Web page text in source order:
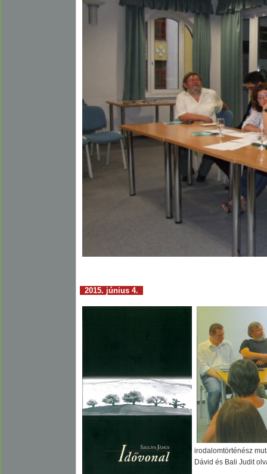
2015. június 4.
irodalomtörténész
Dávid és Bali Judit